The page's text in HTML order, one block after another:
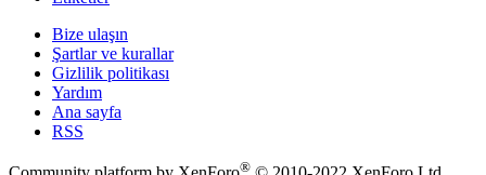
Bize ulaşın
Şartlar ve kurallar
Gizlilik politikası
Yardım
Ana sayfa
RSS
®